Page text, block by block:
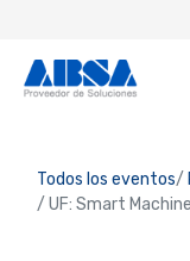
Todos los eventos
UF: Smart